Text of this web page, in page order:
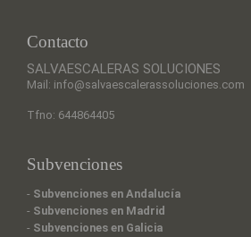
Contacto
SALVAESCALERAS SOLUCIONES
Mail: info@salvaescalerassoluciones.com
Tfno: 644864405
Subvenciones
- Subvenciones en Andalucía
- Subvenciones en Madrid
- Subvenciones en Galicia